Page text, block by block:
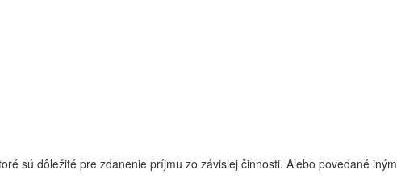
sú dôležité pre zdanenie príjmu zo závislej činnosti. Alebo povedané